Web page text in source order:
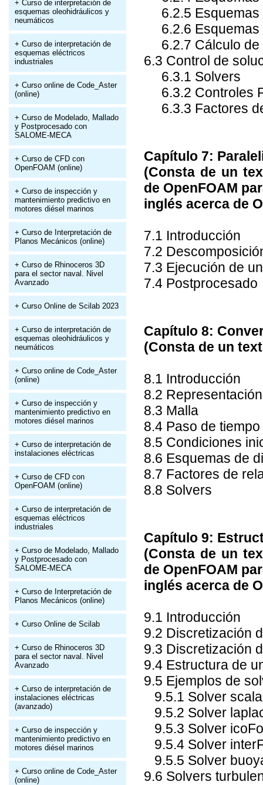
+ Curso de interpretación de
esquemas oleohidráulicos y
neumáticos
+ Curso de interpretación de
esquemas eléctricos
industriales
+ Curso online de Code_Aster
(online)
+ Curso de Modelado, Mallado
y Postprocesado con
SALOME-MECA
+ Curso de CFD con
OpenFOAM (online)
+ Curso de inspección y
mantenimiento predictivo en
motores diésel marinos
+ Curso de Interpretación de
Planos Mecánicos (online)
+ Curso de Rhinoceros 3D
para el sector naval. Nivel
Avanzado
+ Curso Online de Scilab 2023
+ Curso de interpretación de
esquemas oleohidráulicos y
neumáticos
+ Curso online de Code_Aster
(online)
+ Curso de inspección y
mantenimiento predictivo en
motores diésel marinos
+ Curso de interpretación de
instalaciones eléctricas
+ Curso de CFD con
OpenFOAM (online)
+ Curso de interpretación de
esquemas eléctricos
industriales
+ Curso de Modelado, Mallado
y Postprocesado con
SALOME-MECA
+ Curso de Interpretación de
Planos Mecánicos (online)
+ Curso Online de Scilab
+ Curso de Rhinoceros 3D
para el sector naval. Nivel
Avanzado
+ Curso de interpretación de
instalaciones eléctricas
(avanzado)
+ Curso de inspección y
mantenimiento predictivo en
motores diésel marinos
+ Curso online de Code_Aster
(online)
6.2.5 Esquemas
6.2.6 Esquemas
6.2.7 Cálculo de
6.3 Control de
6.3.1 Solvers
6.3.2 Controles
6.3.3 Factores
Capítulo 7:
(Consta de un
de OpenFOAM
inglés acerca de
7.1 Introducción
7.2
7.3 Ejecución de
7.4 Postprocesado
Capítulo 8:
(Consta de un
8.1 Introducción
8.2
8.3 Malla
8.4 Paso de tiempo
8.5 Condiciones
8.6 Esquemas de
8.7 Factores de
8.8 Solvers
Capítulo 9:
(Consta de un
de OpenFOAM
inglés acerca de
9.1 Introducción
9.2 Discretización
9.3 Discretización
9.4 Estructura de
9.5 Ejemplos de
9.5.1 Solver
9.5.2 Solver
9.5.3 Solver
9.5.4 Solver
9.5.5 Solver
9.6 Solvers